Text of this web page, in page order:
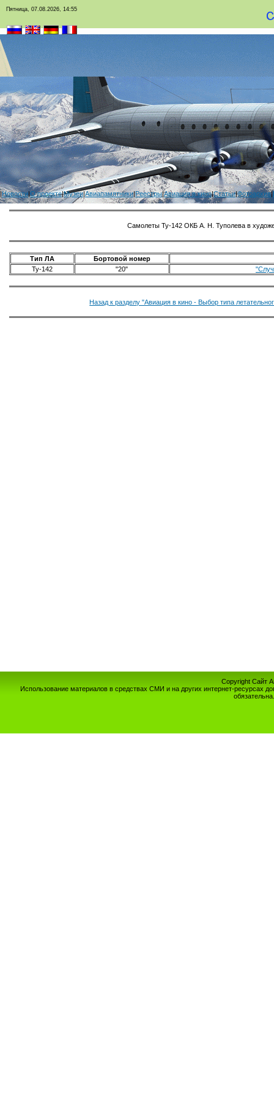
Пятница, 07.08.2026, 14:55
|Новости|О проекте|Музеи|Авиапамятники|Реестры|Авиация в кино|Статьи|Фотоархив|
Самолеты Ту-142 ОКБ А. Н. Туполева в
Тип ЛА
Бортовой номер
Ту-142
"20"
Назад к разделу "Авиация в кино - Выбор типа
Copyright Сайт
Использование материалов в средствах СМИ и на других интернет-ресурсах
обязательна.